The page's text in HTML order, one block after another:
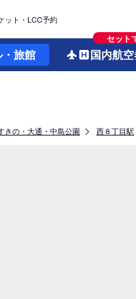
ット・LCC予約
旅館
セット
国内航
きの・大通・中島公園 西８丁目駅